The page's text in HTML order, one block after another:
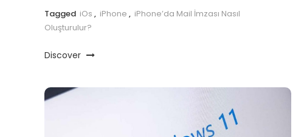
Tagged iOs , iPhone , iPhone’da Mail İmzası Nasıl
Oluşturulur?
Discover